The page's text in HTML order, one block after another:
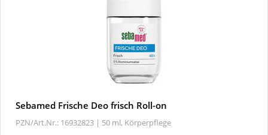
Sebamed Frische Deo frisch Roll-on
PZN/Art.Nr.: 16932823 | 50 ml, Körperpflege